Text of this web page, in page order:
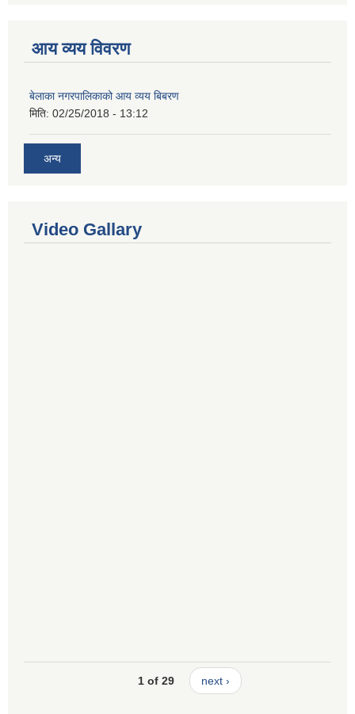
आय व्यय विवरण
बेलाका नगरपालिकाको आय व्यय बिबरण
मिति: 02/25/2018 - 13:12
अन्य
Video Gallary
1 of 29 next ›